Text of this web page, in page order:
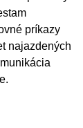
príkazy
najazdených